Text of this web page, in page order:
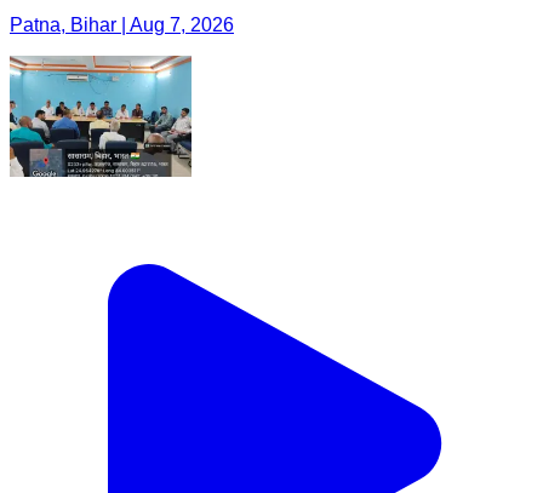
Patna, Bihar | Aug 7, 2026